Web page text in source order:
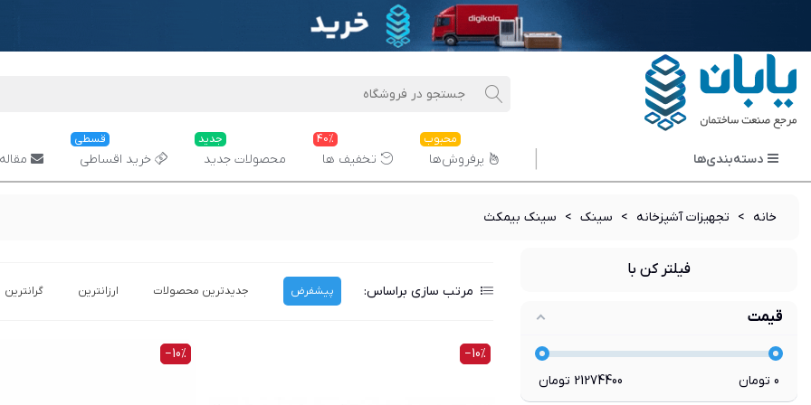
دسته‌بندی‌ها پرفروش‌ها
محبوب
تخفیف ها
40%
محصولات جدید
جدید
خرید اقساطی
قسطی
خانه > تجهیزات آشپزخانه > سینک > سینک بیمکث
فیلتر کن با
قیمت
0 تومان 21274400 تومان
مرتب سازی براساس: پیشفرض جدیدترین محصولات ارزانترین گرانترین
‎−10%
‎−10%